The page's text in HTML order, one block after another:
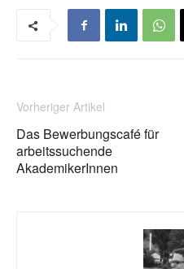
Vorheriger Artikel
Das Bewerbungscafé für
arbeitssuchende
AkademikerInnen